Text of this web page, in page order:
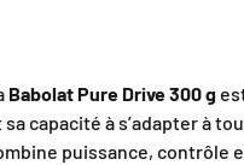
Babolat Pure Drive 300 g
sa capacité à s’adapter à
puissance, contrôle